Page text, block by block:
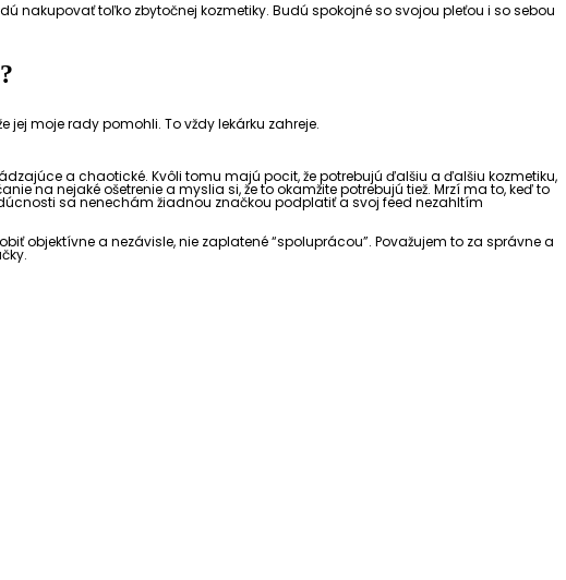
nakupovať toľko zbytočnej kozmetiky. Budú spokojné so svojou pleťou i so sebou
jej moje rady pomohli. To vždy lekárku zahreje.
a chaotické. Kvôli tomu majú pocit, že potrebujú ďalšiu a ďalšiu kozmetiku,
na nejaké ošetrenie a myslia si, že to okamžite potrebujú tiež. Mrzí ma to, keď to
sa nenechám žiadnou značkou podplatiť a svoj feed nezahltím
objektívne a nezávisle, nie zaplatené “spoluprácou”. Považujem to za správne a